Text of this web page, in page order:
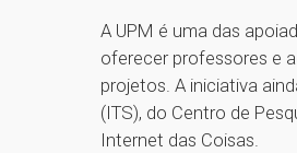
A UPM é uma das
oferecer professores e
projetos. A iniciativa
(ITS), do Centro de
Internet das Coisas.